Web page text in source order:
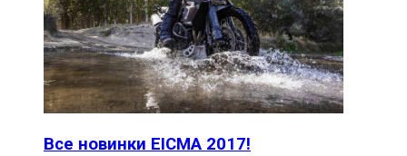
Все новинки EICMA 2017!